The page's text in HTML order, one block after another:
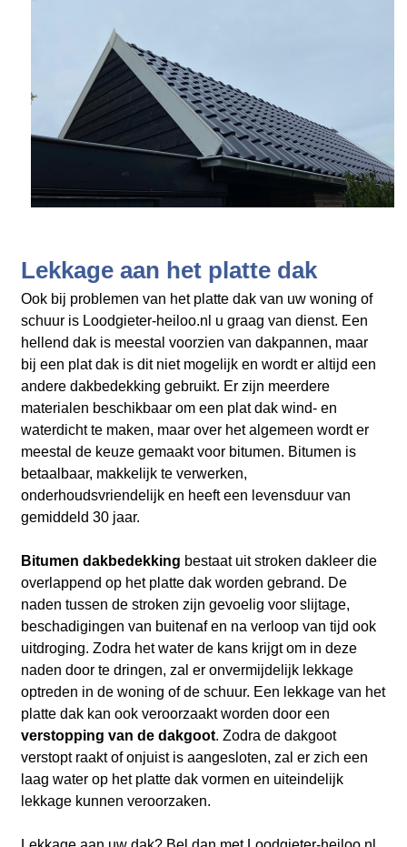
Lekkage aan het platte dak
Ook bij problemen van het platte dak van uw woning of
schuur is Loodgieter-heiloo.nl u graag van dienst. Een
hellend dak is meestal voorzien van dakpannen, maar
bij een plat dak is dit niet mogelijk en wordt er altijd een
andere dakbedekking gebruikt. Er zijn meerdere
materialen beschikbaar om een plat dak wind- en
waterdicht te maken, maar over het algemeen wordt er
meestal de keuze gemaakt voor bitumen. Bitumen is
betaalbaar, makkelijk te verwerken,
onderhoudsvriendelijk en heeft een levensduur van
gemiddeld 30 jaar.
Bitumen dakbedekking bestaat uit stroken dakleer die
overlappend op het platte dak worden gebrand. De
naden tussen de stroken zijn gevoelig voor slijtage,
beschadigingen van buitenaf en na verloop van tijd ook
uitdroging. Zodra het water de kans krijgt om in deze
naden door te dringen, zal er onvermijdelijk lekkage
optreden in de woning of de schuur. Een lekkage van het
platte dak kan ook veroorzaakt worden door een
verstopping van de dakgoot. Zodra de dakgoot
verstopt raakt of onjuist is aangesloten, zal er zich een
laag water op het platte dak vormen en uiteindelijk
lekkage kunnen veroorzaken.